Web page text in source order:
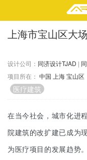
精选案例
景 观
室 内
视 频
头条资讯
业 界
机 构
上海市宝山区大
设计公司： 同济设计TJAD |
项目所在： 中国 上海宝山区
医疗建筑
在当今社会，城市化进
院建筑的改扩建已成为
为医疗项目的发展趋势